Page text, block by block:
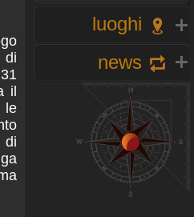
luoghi
news
di
il
le